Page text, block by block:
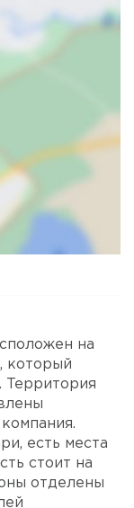
на
который
Территория
есть места
стоит на
отделены